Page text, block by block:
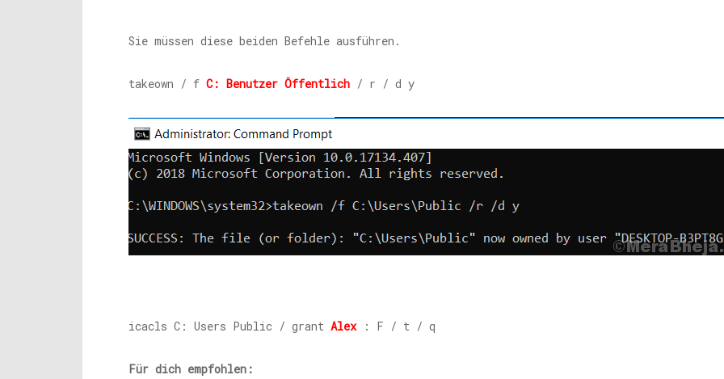
Sie müssen diese beiden Befehle ausführen.
takeown / f C: Benutzer Öffentlich / r / d y
icacls C: Users Public / grant Alex : F / t / q
Für dich empfohlen: